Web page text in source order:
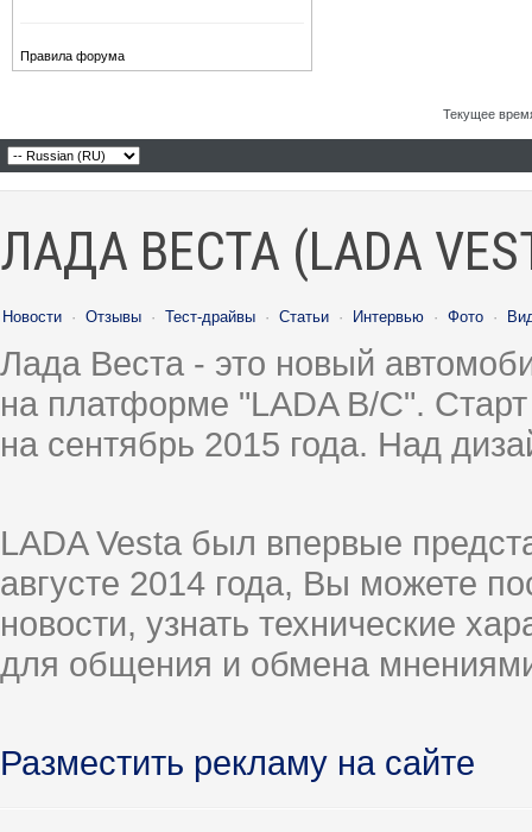
Правила форума
Текущее
ЛАДА ВЕСТА (LADA
Новости · Отзывы · Тест-драйвы · Статьи · Интервью · Фото ·
Лада Веста - это новый
на платформе "LADA B/C".
на сентябрь 2015 года. Над
LADA Vesta был впервые
августе 2014 года, Вы можете
новости, узнать технические
для общения и обмена
Разместить рекламу на сайте